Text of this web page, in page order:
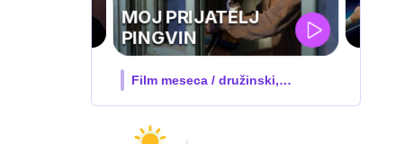
UEFA
SUPERPOKAL
V živo na VOYO: sreda ob 20.30